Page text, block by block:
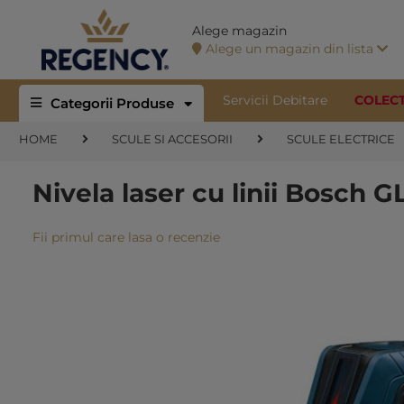
Alege magazin
Alege un magazin din lista
Categorii Produse Servicii Debitare
HOME SCULE SI ACCESORII SCULE ELECTRICE
Nivela laser cu linii Bosch
Fii primul care lasa o recenzie